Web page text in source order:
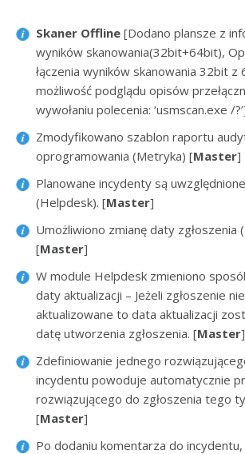
Skaner Offline [Dodano plansze z
wyników skanowania(32bit+64bit),
łączenia wyników skanowania 32bit z
możliwość podglądu opisów
wywołaniu polecenia: ‘usmscan.exe /
Zmodyfikowano szablon raportu
oprogramowania (Metryka) [Master]
Planowane incydenty są
(Helpdesk). [Master]
Umożliwiono zmianę daty zgłoszenia
[Master]
W module Helpdesk zmieniono
daty aktualizacji – Jeżeli zgłoszenie
aktualizowane to data aktualizacji
datę utworzenia zgłoszenia. [Master]
Zdefiniowanie jednego
incydentu powoduje automatycznie
rozwiązującego do zgłoszenia tego
[Master]
Po dodaniu komentarza do